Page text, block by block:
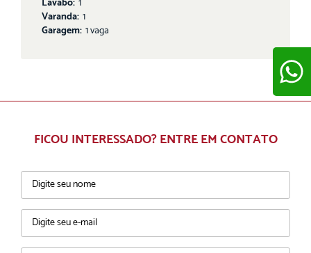
Varanda: 1
Garagem: 1 vaga
FICOU INTERESSADO? ENTRE EM CONTATO